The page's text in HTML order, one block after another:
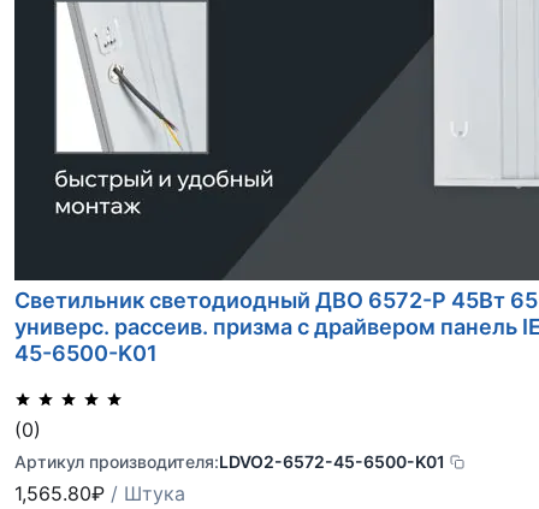
Светильник светодиодный ДВО 6572-P 45Вт
универс. рассеив. призма с драйвером панель
45-6500-K01
(0)
Артикул производителя:LDVO2-6572-45-6500-K01
1,565.80₽ / Штука